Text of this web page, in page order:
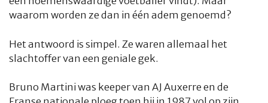
waarom worden ze dan in één adem genoemd?
Het antwoord is simpel. Ze waren allemaal het
slachtoffer van een geniale gek.
Bruno Martini was keeper van AJ Auxerre en de